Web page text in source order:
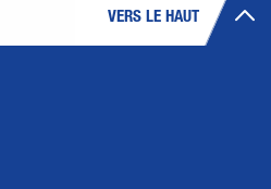
VERS LE HAUT